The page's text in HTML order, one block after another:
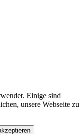
Einige sind
unsere Webseite zu